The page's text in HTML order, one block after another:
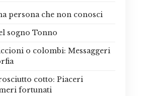
persona che non conosci
sogno Tonno
o colombi: Messaggeri
cotto: Piaceri
fortunati